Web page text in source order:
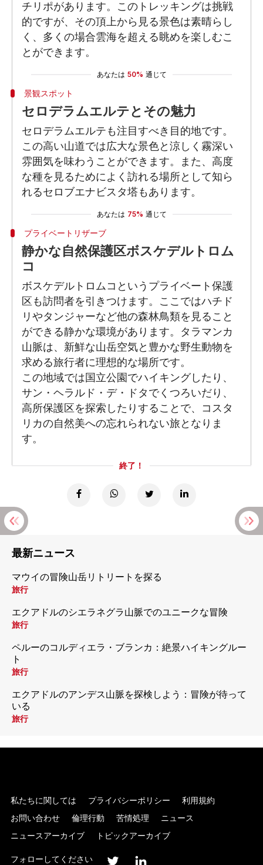
チリポがあります。このトレッキングは挑戦
的ですが、その頂上から見る景色は素晴らし
く、多くの場合雲海を超える眺めを楽しむこ
とができます。
あなたは 50% 通じて
景観スポット
セロデラムエルテとその魅力
セロデラムエルテも注目すべき目的地です。
この高い山道では広大な景色と涼しく霧深い
雰囲気を味わうことができます。また、高度
な種を見るためによく訪れる場所として知ら
れるセロブエナビスタ塔もあります。
あなたは 75% 通じて
プライベートリザーブ
静かな自然保護区ボスケデルトロム
コ
ボスケデルトロムコというプライベート保護
区も訪問者を引きつけます。ここではハチド
リやタンジャーなど他の森林鳥類を見ること
ができる静かな環境があります。タラマンカ
山脈は、新鮮な山岳空気と豊かな野生動物を
求める旅行者に理想的な場所です。
この地域では国立公園でハイキングしたり、
サン・ヘラルド・デ・ドタでくつろいだり、
高所保護区を探索したりすることで、コスタ
リカの自然美への忘れられない旅となりま
す。
終了！
最新ニュース
マウイの冒険山岳リトリートを探る
旅行
エクアドルのシエラネグラ山脈でのユニークな冒険
旅行
ペルーのコルディエラ・ブランカ：絶景ハイキングルー
ト
旅行
エクアドルのアンデス山脈を探検しよう：冒険が待って
いる
旅行
私たちに関しては プライバシーポリシー
利用規約
お問い合わせ
倫理行動 苦情処理
ニュース
ニュースアーカイブ
トピックアーカイブ
フォローしてください